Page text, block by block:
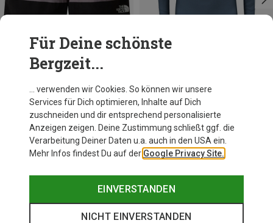
Du sparst 10%
Salewa
109,95 €
Für Deine schönste
Bergzeit...
… verwenden wir Cookies. So können wir unsere
Services für Dich optimieren, Inhalte auf Dich
zuschneiden und dir entsprechend personalisierte
Anzeigen zeigen. Deine Zustimmung schließt ggf. die
Verarbeitung Deiner Daten u.a. auch in den USA ein.
Mehr Infos findest Du auf der Google Privacy Site.
EINVERSTANDEN
NICHT EINVERSTANDEN